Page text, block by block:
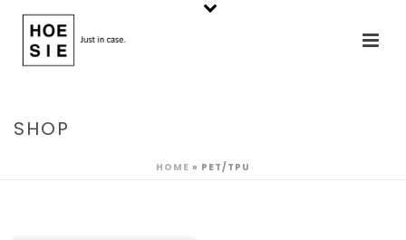
SHOP
HOME » PET/TPU